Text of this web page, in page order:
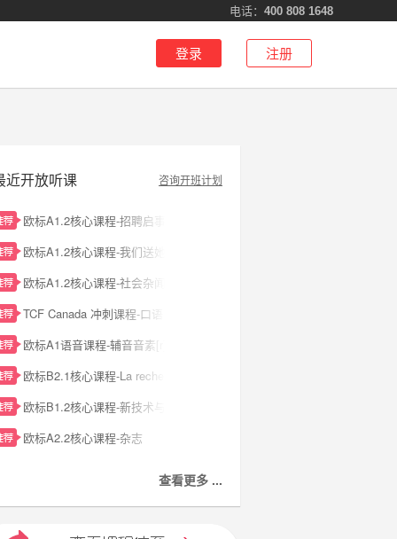
电话： 400 808 1648
登录 注册
近开放听课 咨询开班计划
欧标A1.2核心课程-招聘启事
欧标A1.2核心课程-我们送她什么好呢
欧标A1.2核心课程-社会杂闻
TCF Canada 冲刺课程-口语 L1 - Tâche 1 · 自我介绍与个人经历表达
欧标A1语音课程-辅音音素[r]及半元音[j]拓展
欧标B2.1核心课程-La recherche de la perfection
欧标B1.2核心课程-新技术与个人隐私
欧标A2.2核心课程-杂志
查看更多 ...